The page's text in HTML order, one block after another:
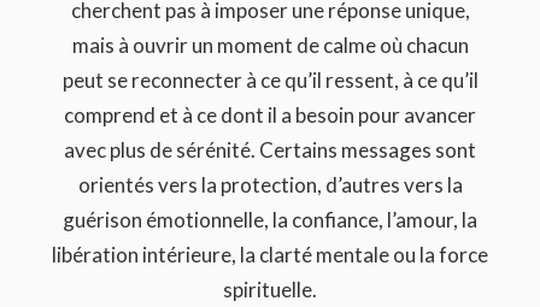
cherchent pas à imposer une réponse unique,
mais à ouvrir un moment de calme où chacun
peut se reconnecter à ce qu’il ressent, à ce qu’il
comprend et à ce dont il a besoin pour avancer
avec plus de sérénité. Certains messages sont
orientés vers la protection, d’autres vers la
guérison émotionnelle, la confiance, l’amour, la
libération intérieure, la clarté mentale ou la force
spirituelle.